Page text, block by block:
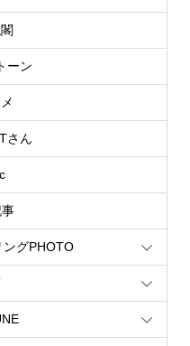
ーン
さん
グPHOTO